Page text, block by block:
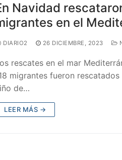
Navidad
en el
DIARIO2 26 DICIEMBRE, 2023
rescates en el mar
migrantes fueron
de…
LEER MÁS →